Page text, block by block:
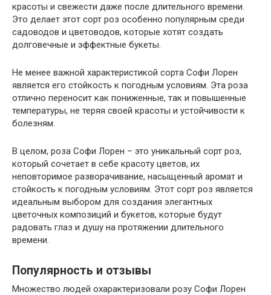
красоты и свежести даже после длительного времени.
Это делает этот сорт роз особенно популярным среди
садоводов и цветоводов, которые хотят создать
долговечные и эффектные букеты.
Не менее важной характеристикой сорта Софи Лорен
является его стойкость к погодным условиям. Эта роза
отлично переносит как пониженные, так и повышенные
температуры, не теряя своей красоты и устойчивости к
болезням.
В целом, роза Софи Лорен – это уникальный сорт роз,
который сочетает в себе красоту цветов, их
неповторимое разворачивание, насыщенный аромат и
стойкость к погодным условиям. Этот сорт роз является
идеальным выбором для создания элегантных
цветочных композиций и букетов, которые будут
радовать глаз и душу на протяжении длительного
времени.
Популярность и отзывы
Множество людей охарактеризовали розу Софи Лорен